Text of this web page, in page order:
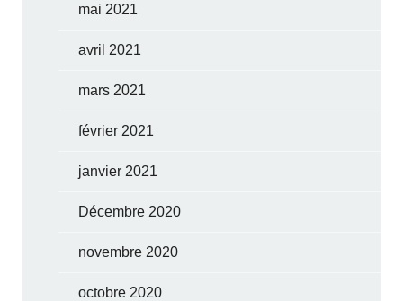
mai 2021
avril 2021
mars 2021
février 2021
janvier 2021
Décembre 2020
novembre 2020
octobre 2020